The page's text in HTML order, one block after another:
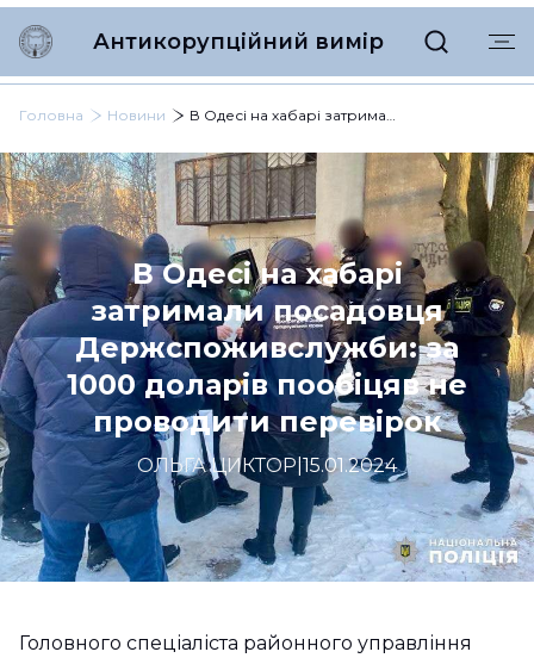
Антикорупційний вимір
Головна Новини В Одесі на хабарі затримали посадовця Держспоживслужби: за 1000 доларів пообіцяв не проводити перевірок
В Одесі на хабарі
затримали посадовця
Держспоживслужби: за
1000 доларів пообіцяв не
проводити перевірок
ОЛЬГА ЦИКТОР |15.01.2024
Головного спеціаліста районного управління